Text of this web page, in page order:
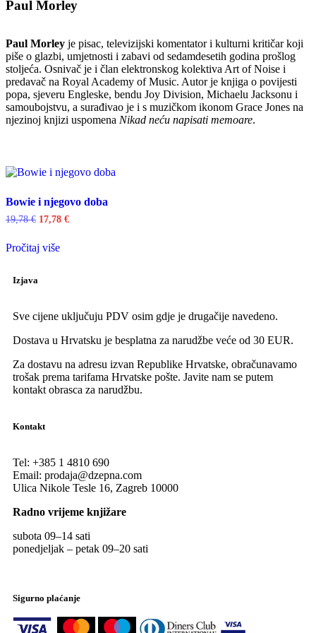
Paul Morley
Paul Morley je pisac, televizijski komentator i kulturni kritičar koji
piše o glazbi, umjetnosti i zabavi od sedamdesetih godina prošlog
stoljeća. Osnivač je i član elektronskog kolektiva Art of Noise i
predavač na Royal Academy of Music. Autor je knjiga o povijesti
popa, sjeveru Engleske, bendu Joy Division, Michaelu Jacksonu i
samoubojstvu, a surađivao je i s muzičkom ikonom Grace Jones na
njezinoj knjizi uspomena Nikad neću napisati memoare.
Bowie i njegovo doba
19,78€ 17,78 €
Pročitaj više
Izjava
Sve cijene uključuju PDV osim gdje je drugačije navedeno.
Dostava u Hrvatsku je besplatna za narudžbe veće od 30 EUR.
Za dostavu na adresu izvan Republike Hrvatske, obračunavamo
trošak prema tarifama Hrvatske pošte. Javite nam se putem
kontakt obrasca za narudžbu.
Kontakt
Tel: +385 1 4810 690
Email: prodaja@dzepna.com
Ulica Nikole Tesle 16, Zagreb 10000
Radno vrijeme knjižare
subota 09–14 sati
ponedjeljak – petak 09–20 sati
Sigurno plaćanje